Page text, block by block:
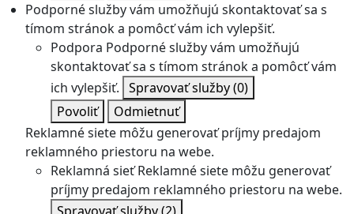
Podporné služby vám umožňujú skontaktovať sa s
tímom stránok a pomôcť vám ich vylepšiť.
Podpora Podporné služby vám umožňujú
skontaktovať sa s tímom stránok a pomôcť vám
ich vylepšiť. Spravovať služby(0)
Povoliť
Odmietnuť
Reklamné siete môžu generovať príjmy predajom
reklamného priestoru na webe.
Reklamná sieť Reklamné siete môžu generovať
príjmy predajom reklamného priestoru na webe.